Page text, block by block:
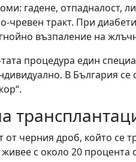
гадене, отпадналост,
чревен тракт. При
възпаление на
процедура един
В България
от черния дроб, който се
с около 20 процента